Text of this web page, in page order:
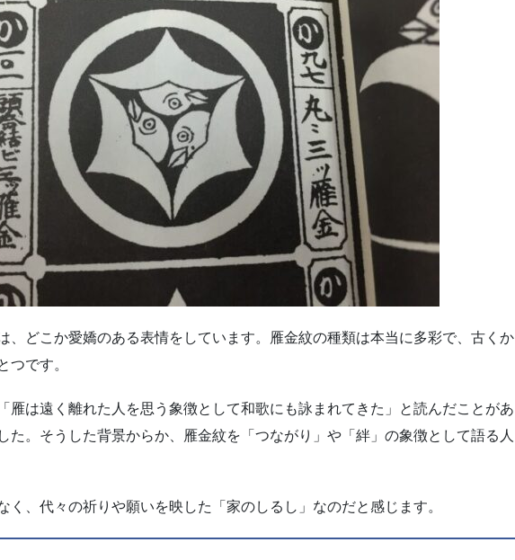
、どこか愛嬌のある表情をしています。雁金紋の種類は本当に多彩で、古くか
つです。
雁は遠く離れた人を思う象徴として和歌にも詠まれてきた」と読んだことがあ
た。そうした背景からか、雁金紋を「つながり」や「絆」の象徴として語る人
く、代々の祈りや願いを映した「家のしるし」なのだと感じます。